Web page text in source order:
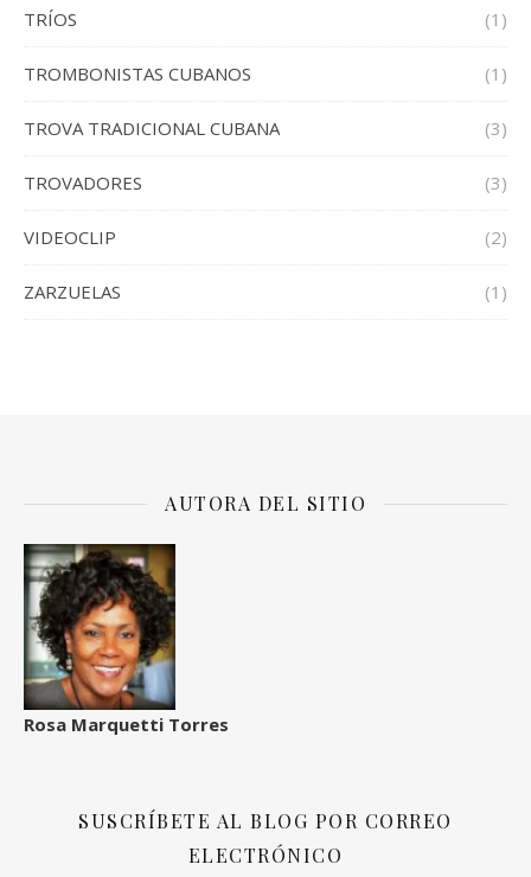
TRÍOS (1)
TROMBONISTAS CUBANOS (1)
TROVA TRADICIONAL CUBANA (3)
TROVADORES (3)
VIDEOCLIP (2)
ZARZUELAS (1)
AUTORA DEL SITIO
Rosa Marquetti Torres
SUSCRÍBETE AL BLOG POR CORREO
ELECTRÓNICO